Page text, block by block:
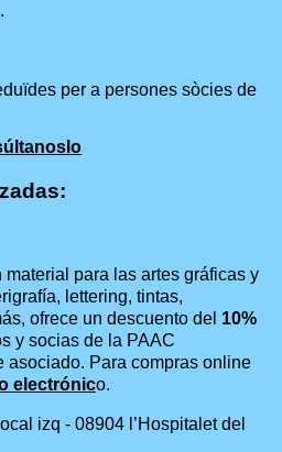
per a persones sòcies de
para las artes gráficas y
lettering, tintas,
ofrece un descuento del 10%
y socias de la PAAC
asociado. Para compras online
electrónico.
izq - 08904 l’Hospitalet del